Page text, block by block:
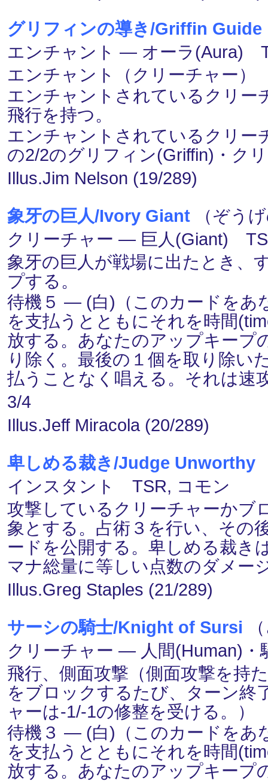
グリフィンの導き/Griffin Guide
エンチャント ― オーラ(Aura)
エンチャント（クリーチャー）
エンチャントされているクリー
飛行を持つ。
エンチャントされているクリー
の2/2のグリフィン(Griffin)・ク
Illus.Jim Nelson (19/289)
象牙の巨人/Ivory Giant （ぞう
クリーチャー ― 巨人(Giant)
象牙の巨人が戦場に出たとき、
プする。
待機５ ― (白)（このカードをあ
を支払うとともにそれを時間
放する。あなたのアップキープ
り除く。最後の１個を取り除い
払うことなく唱える。それは速
3/4
Illus.Jeff Miracola (20/289)
卑しめる裁き/Judge Unworthy
インスタント TSR, コモン
攻撃しているクリーチャーかブ
象とする。占術３を行い、その
ードを公開する。卑しめる裁き
マナ総量に等しい点数のダメー
Illus.Greg Staples (21/289)
サーシの騎士/Knight of Sursi
クリーチャー ― 人間(Human)
飛行、側面攻撃（側面攻撃を持
をブロックするたび、ターン終
ャーは-1/-1の修整を受ける。）
待機３ ― (白)（このカードをあ
を支払うとともにそれを時間
放する。あなたのアップキープ